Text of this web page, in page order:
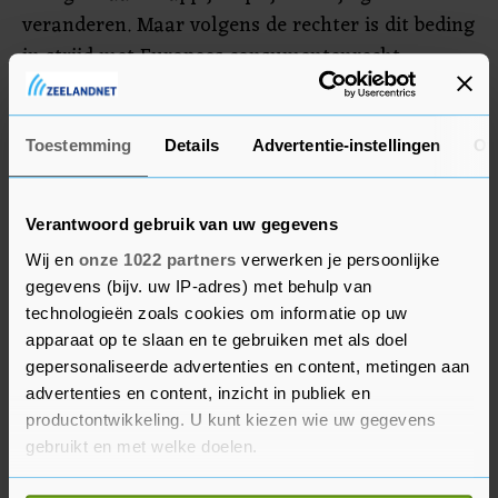
Toestemming Details Advertentie-instellingen
Verantwoord gebruik van uw gegevens
Wij en onze 1022 partners verwerken je persoonlijke
gegevens (bijv. uw IP-adres) met behulp van
technologieën zoals cookies om informatie op uw
apparaat op te slaan en te gebruiken met als doel
gepersonaliseerde advertenties en content, metingen aan
advertenties en content, inzicht in publiek en
productontwikkeling. U kunt kiezen wie uw gegevens
gebruikt en met welke doelen.
veranderen. Maar volgens de rechter is dit beding
in strijd met Europees consumentenrecht.
Massaclaim
Jurist Roelof de Nekker kondigde eind maart al
energiecontracten aan te vechten. Kort daarna
liet de Stichting Eerlijke Handelspraktijken weten
ook zo'n claim voor te bereiden. Volgens De
Nekker hebben al meer dan 60.000 gedupeerden
zich aangesloten bij zijn collectieve claim.
Hij zegt een sterke zaak te hebben. "De kans om
in overleg te gaan is voor energieleveranciers nu
wel voorbij", stelt de jurist. Wanneer een